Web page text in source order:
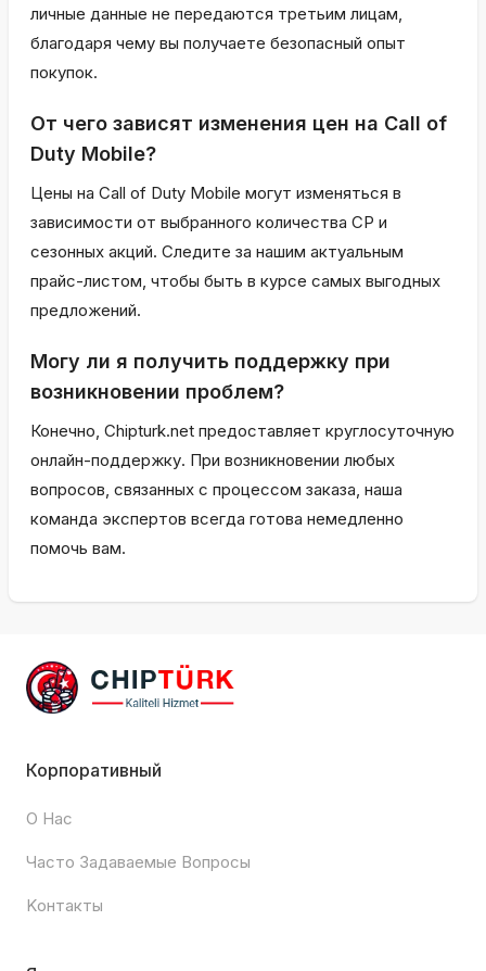
личные данные не передаются третьим лицам,
благодаря чему вы получаете безопасный опыт
покупок.
От чего зависят изменения цен на Call of
Duty Mobile?
Цены на Call of Duty Mobile могут изменяться в
зависимости от выбранного количества CP и
сезонных акций. Следите за нашим актуальным
прайс-листом, чтобы быть в курсе самых выгодных
предложений.
Могу ли я получить поддержку при
возникновении проблем?
Конечно, Chipturk.net предоставляет круглосуточную
онлайн-поддержку. При возникновении любых
вопросов, связанных с процессом заказа, наша
команда экспертов всегда готова немедленно
помочь вам.
Корпоративный
О Нас
Часто Задаваемые Вопросы
Kонтакты